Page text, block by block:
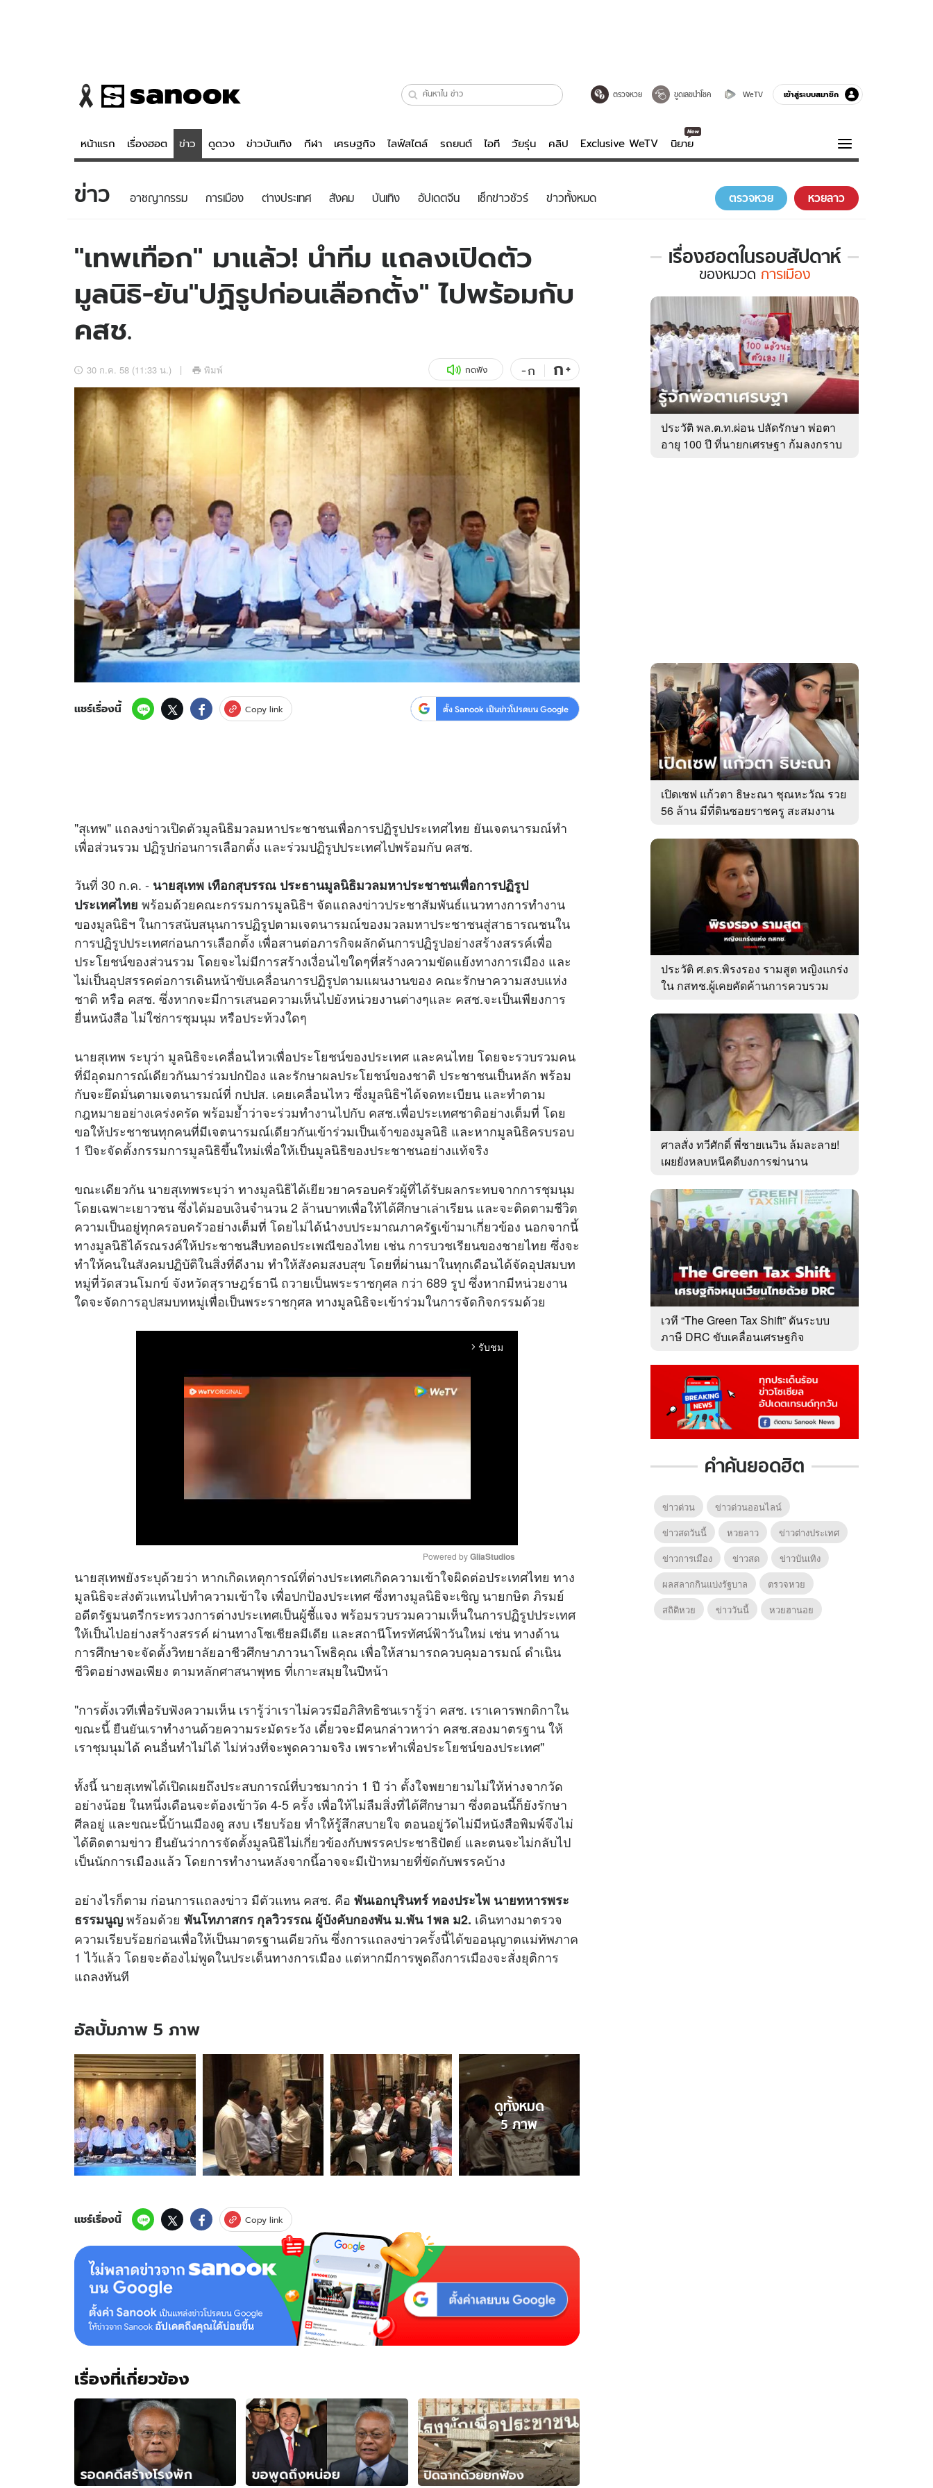
ตรวจหวย ขูดเลขนำโชค WeTV เข้าสู่ระบบสมาชิก
หน้าแรก เรื่องฮอต ข่าว ดูดวง ข่าวบันเทิง กีฬา เศรษฐกิจ ไลฟ์สไตล์ รถยนต์ ไอที วัยรุ่น คลิป Exclusive WeTV นิยาย
ข่าว
ข่าวบันเทิง
ข่าวกีฬา
ข่าวเศรษฐกิจ
อัปเดตจีน
ดูดวง - ตรวจหวย
สถิติหวยไทย
หวยลาว
ไลฟ์สไตล์
วัยรุ่น
ไอที
เที่ยว-กิน
Tasteful Thailand
Sanook Choice
บันเทิงครบรส
คลิป
พอดแคสต์
WeTV
Exclusive WeTV
ความรู้รอบตัว
ฮาวทู
ดาวน์โหลดสนุกแอปฟรี ติดตามสนุกโซเชียลได้ที่
สงวนลิขสิทธิ์ © 2569 บริษัท อิมเมจ ฟิวเจอร์ (ประเทศไทย) จำกัด
ข่าว อาชญากรรม การเมือง ต่างประเทศ สังคม บันเทิง อัปเดตจีน เช็กข่าวชัวร์ ข่าวทั้งหมด ตรวจหวย หวยลาว
"เทพเทือก" มาแล้ว! นำทีม แถลงเปิดตัว
มูลนิธิ-ยัน"ปฏิรูปก่อนเลือกตั้ง" ไปพร้อมกับ
คสช.
30 ก.ค. 58 (11:33 น.) พิมพ์ กดฟัง -ก ก+
แชร์เรื่องนี้ Copy link ตั้ง Sanook เป็นข่าวโปรดบน Google
"สุเทพ" แถลงข่าวเปิดตัวมูลนิธิมวลมหาประชาชนเพื่อการปฏิรูปประเทศไทย ยันเจตนารมณ์ทำ
เพื่อส่วนรวม ปฏิรูปก่อนการเลือกตั้ง และร่วมปฏิรูปประเทศไปพร้อมกับ คสช.
วันที่ 30 ก.ค. - นายสุเทพ เทือกสุบรรณ ประธานมูลนิธิมวลมหาประชาชนเพื่อการปฏิรูป
ประเทศไทย พร้อมด้วยคณะกรรมการมูลนิธิฯ จัดแถลงข่าวประชาสัมพันธ์แนวทางการทำงาน
ของมูลนิธิฯ ในการสนับสนุนการปฏิรูปตามเจตนารมณ์ของมวลมหาประชาชนสู่สาธารณชนใน
การปฏิรูปประเทศก่อนการเลือกตั้ง เพื่อสานต่อภารกิจผลักดันการปฏิรูปอย่างสร้างสรรค์เพื่อ
ประโยชน์ของส่วนรวม โดยจะไม่มีการสร้างเงื่อนไขใดๆที่สร้างความขัดแย้งทางการเมือง และ
ไม่เป็นอุปสรรคต่อการเดินหน้าขับเคลื่อนการปฏิรูปตามแผนงานของ คณะรักษาความสงบแห่ง
ชาติ หรือ คสช. ซึ่งหากจะมีการเสนอความเห็นไปยังหน่วยงานต่างๆและ คสช.จะเป็นเพียงการ
ยื่นหนังสือ ไม่ใช่การชุมนุม หรือประท้วงใดๆ
นายสุเทพ ระบุว่า มูลนิธิจะเคลื่อนไหวเพื่อประโยชน์ของประเทศ และคนไทย โดยจะรวบรวมคน
ที่มีอุดมการณ์เดียวกันมาร่วมปกป้อง และรักษาผลประโยชน์ของชาติ ประชาชนเป็นหลัก พร้อม
กับจะยึดมั่นตามเจตนารมณ์ที่ กปปส. เคยเคลื่อนไหว ซึ่งมูลนิธิฯได้จดทะเบียน และทำตาม
กฎหมายอย่างเคร่งครัด พร้อมย้ำว่าจะร่วมทำงานไปกับ คสช.เพื่อประเทศชาติอย่างเต็มที่ โดย
ขอให้ประชาชนทุกคนที่มีเจตนารมณ์เดียวกันเข้าร่วมเป็นเจ้าของมูลนิธิ และหากมูลนิธิครบรอบ
1 ปีจะจัดตั้งกรรมการมูลนิธิขึ้นใหม่เพื่อให้เป็นมูลนิธิของประชาชนอย่างแท้จริง
ขณะเดียวกัน นายสุเทพระบุว่า ทางมูลนิธิได้เยียวยาครอบครัวผู้ที่ได้รับผลกระทบจากการชุมนุม
โดยเฉพาะเยาวชน ซึ่งได้มอบเงินจำนวน 2 ล้านบาทเพื่อให้ได้ศึกษาเล่าเรียน และจะติดตามชีวิต
ความเป็นอยู่ทุกครอบครัวอย่างเต็มที่ โดยไม่ได้นำงบประมาณภาครัฐเข้ามาเกี่ยวข้อง นอกจากนี้
ทางมูลนิธิได้รณรงค์ให้ประชาชนสืบทอดประเพณีของไทย เช่น การบวชเรียนของชายไทย ซึ่งจะ
ทำให้คนในสังคมปฏิบัติในสิ่งที่ดีงาม ทำให้สังคมสงบสุข โดยที่ผ่านมาในทุกเดือนได้จัดอุปสมบท
หมู่ที่วัดสวนโมกข์ จังหวัดสุราษฎร์ธานี ถวายเป็นพระราชกุศล กว่า 689 รูป ซึ่งหากมีหน่วยงาน
ใดจะจัดการอุปสมบทหมู่เพื่อเป็นพระราชกุศล ทางมูลนิธิจะเข้าร่วมในการจัดกิจกรรมด้วย
arrow_forward_ios รับชม
M
u
t
e
Powered by GliaStudios
นายสุเทพยังระบุด้วยว่า หากเกิดเหตุการณ์ที่ต่างประเทศเกิดความเข้าใจผิดต่อประเทศไทย ทาง
มูลนิธิจะส่งตัวแทนไปทำความเข้าใจ เพื่อปกป้องประเทศ ซึ่งทางมูลนิธิจะเชิญ นายกษิต ภิรมย์
อดีตรัฐมนตรีกระทรวงการต่างประเทศเป็นผู้ชี้แจง พร้อมรวบรวมความเห็นในการปฏิรูปประเทศ
ให้เป็นไปอย่างสร้างสรรค์ ผ่านทางโซเชียลมีเดีย และสถานีโทรทัศน์ฟ้าวันใหม่ เช่น ทางด้าน
การศึกษาจะจัดตั้งวิทยาลัยอาชีวศึกษาภาวนาโพธิคุณ เพื่อให้สามารถควบคุมอารมณ์ ดำเนิน
ชีวิตอย่างพอเพียง ตามหลักศาสนาพุทธ ที่เกาะสมุยในปีหน้า
"การตั้งเวทีเพื่อรับฟังความเห็น เรารู้ว่าเราไม่ควรมีอภิสิทธิชนเรารู้ว่า คสช. เราเคารพกติกาใน
ขณะนี้ ยืนยันเราทำงานด้วยความระมัดระวัง เดี๋ยวจะมีคนกล่าวหาว่า คสช.สองมาตรฐาน ให้
เราชุมนุมได้ คนอื่นทำไม่ได้ ไม่ห่วงที่จะพูดความจริง เพราะทำเพื่อประโยชน์ของประเทศ"
ทั้งนี้ นายสุเทพได้เปิดเผยถึงประสบการณ์ที่บวชมากว่า 1 ปี ว่า ตั้งใจพยายามไม่ให้ห่างจากวัด
อย่างน้อย ในหนึ่งเดือนจะต้องเข้าวัด 4-5 ครั้ง เพื่อให้ไม่ลืมสิ่งที่ได้ศึกษามา ซึ่งตอนนี้ก็ยังรักษา
ศีลอยู่ และขณะนี้บ้านเมืองดู สงบ เรียบร้อย ทำให้รู้สึกสบายใจ ตอนอยู่วัดไม่มีหนังสือพิมพ์จึงไม่
ได้ติดตามข่าว ยืนยันว่าการจัดตั้งมูลนิธิไม่เกี่ยวข้องกับพรรคประชาธิปัตย์ และตนจะไม่กลับไป
เป็นนักการเมืองแล้ว โดยการทำงานหลังจากนี้อาจจะมีเป้าหมายที่ขัดกับพรรคบ้าง
อย่างไรก็ตาม ก่อนการแถลงข่าว มีตัวแทน คสช. คือ พันเอกบุรินทร์ ทองประไพ นายทหารพระ
ธรรมนูญพร้อมด้วย พันโทภาสกร กุลวิวรรณ ผู้บังคับกองพัน ม.พัน 1พล ม2. เดินทางมาตรวจ
ความเรียบร้อยก่อนเพื่อให้เป็นมาตรฐานเดียวกัน ซึ่งการแถลงข่าวครั้งนี้ได้ขออนุญาตแม่ทัพภาค
1 ไว้แล้ว โดยจะต้องไม่พูดในประเด็นทางการเมือง แต่หากมีการพูดถึงการเมืองจะสั่งยุติการ
แถลงทันที
อัลบั้มภาพ 5 ภาพ
อัลบั้ม
ภาพ
5
ภาพ
ของ
"เทพ
เทือก"
มา
แล้ว!
แถลง
ตัว
มูลนิธิ-
ยัน"ปฏิรูป
ก่อน
เลือก
ตั้ง"
ไป
พร้อม
กับ
คสช.
ดูทั้งหมด
5ภาพ
แชร์เรื่องนี้ Copy link
เรื่องที่เกี่ยวข้อง
เรื่องฮอตในรอบสัปดาห์
เรื่อง
ใน
สัปดาห์
ของ
หมวด
การเมือง
ของหมวด การเมือง
ประวัติ พล.ต.ท.ผ่อน ปลัดรักษา พ่อตา
อายุ 100 ปี ที่นายกเศรษฐา ก้มลงกราบ
เปิดเซฟ แก้วตา ธิษะณา ชุณหะวัณ รวย
56 ล้าน มีที่ดินซอยราชครู สะสมงาน
ประวัติ ศ.ดร.พิรงรอง รามสูต หญิงแกร่ง
ใน กสทช.ผู้เคยคัดค้านการควบรวม
ศาลสั่ง ทวีศักดิ์ พี่ชายเนวิน ล้มละลาย!
เผยยังหลบหนีคดีบงการฆ่านาน
เวที “The Green Tax Shift” ดันระบบ
ภาษี DRC ขับเคลื่อนเศรษฐกิจ
คำค้นยอดฮิต
ข่าวด่วน
ข่าวด่วนออนไลน์
ข่าวสดวันนี้
หวยลาว
ข่าวต่างประเทศ
ข่าวการเมือง
ข่าวสด
ข่าวบันเทิง
ผลสลากกินแบ่งรัฐบาล
ตรวจหวย
สถิติหวย
ข่าววันนี้ หวยฮานอย